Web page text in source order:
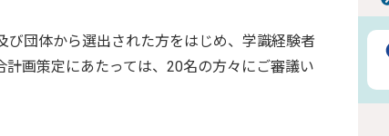
団体から選出された方をはじめ、学識経験者
画策定にあたっては、20名の方々にご審議い